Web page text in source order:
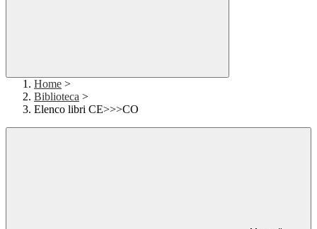
Home >
Biblioteca >
Elenco libri CE>>>CO